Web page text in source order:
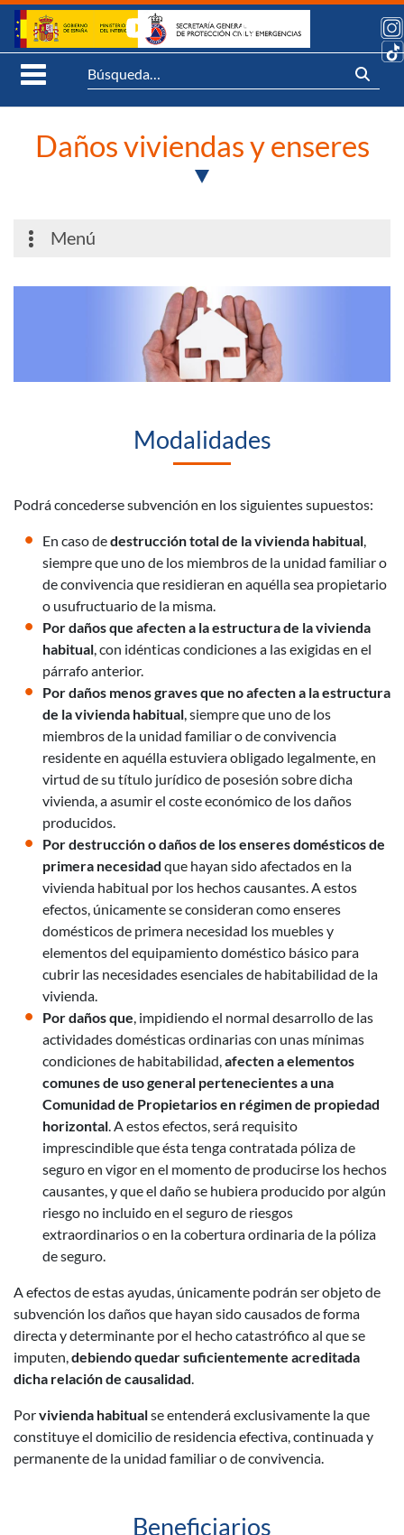
Saltar al contenido
Abrir Menú móvil
Síguenos:
Daños viviendas y enseres
Menú
Modalidades
Podrá concederse subvención en los siguientes supuestos:
En caso dedestrucción total de la vivienda habitual,
siempre que uno de los miembros de la unidad familiar o
de convivencia que residieran en aquélla sea propietario
o usufructuario de la misma.
Por daños que afecten a la estructura de la vivienda
habitual, con idénticas condiciones a las exigidas en el
párrafo anterior.
Por daños menos graves que no afecten a la estructura
de la vivienda habitual, siempre que uno de los
miembros de la unidad familiar o de convivencia
residente en aquélla estuviera obligado legalmente, en
virtud de su título jurídico de posesión sobre dicha
vivienda, a asumir el coste económico de los daños
producidos.
Por destrucción o daños de los enseres domésticos de
primera necesidad que hayan sido afectados en la
vivienda habitual por los hechos causantes. A estos
efectos, únicamente se consideran como enseres
domésticos de primera necesidad los muebles y
elementos del equipamiento doméstico básico para
cubrir las necesidades esenciales de habitabilidad de la
vivienda.
Por daños que, impidiendo el normal desarrollo de las
actividades domésticas ordinarias con unas mínimas
condiciones de habitabilidad,afecten a elementos
comunes de uso general pertenecientes a una
Comunidad de Propietarios en régimen de propiedad
horizontal. A estos efectos, será requisito
imprescindible que ésta tenga contratada póliza de
seguro en vigor en el momento de producirse los hechos
causantes, y que el daño se hubiera producido por algún
riesgo no incluido en el seguro de riesgos
extraordinarios o en la cobertura ordinaria de la póliza
de seguro.
A efectos de estas ayudas, únicamente podrán ser objeto de
subvención los daños que hayan sido causados de forma
directa y determinante por el hecho catastrófico al que se
imputen,debiendo quedar suficientemente acreditada
dicha relación de causalidad.
Porvivienda habitualse entenderá exclusivamente la que
constituye el domicilio de residencia efectiva, continuada y
permanente de la unidad familiar o de convivencia.
Beneficiarios